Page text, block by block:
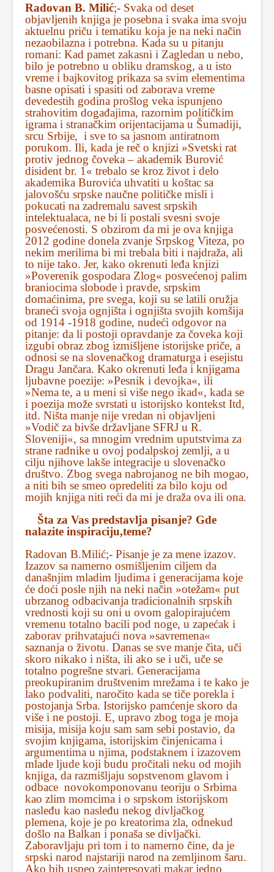
Radovan B. Milić;- Svaka od deset
objavljenih knjiga je posebna i svaka ima svoju
aktuelnu priču i tematiku koja je na neki način
nezaobilazna i potrebna. Kada su u pitanju
romani: Kad pamet zakasni i Zagledan u nebo,
bilo je potrebno u obliku dramskog, a u isto
vreme i bajkovitog prikaza sa svim elementima
basne opisati i spasiti od zaborava vreme
devedestih godina prošlog veka ispunjeno
strahovitim događajima, razornim političkim
igrama i stranačkim orijentacijama u Šumadiji,
srcu Srbije, i sve to sa jasnom antiratnom
porukom. Ili, kada je reč o knjizi »Svetski rat
protiv jednog čoveka – akademik Burović
disident br. 1« trebalo se kroz život i delo
akademika Burovića uhvatiti u koštac sa
jalovošću srpske naučne političke misli i
pokucati na zadremalu savest srpskih
intelektualaca, ne bi li postali svesni svoje
posvećenosti. S obzirom da mi je ova knjiga
2012 godine donela zvanje Srpskog Viteza, po
nekim merilima bi mi trebala biti i najdraža, ali
to nije tako. Jer, kako okrenuti leđa knjizi
»Poverenik gospodara Zlog« posvećenoj palim
braniocima slobode i pravde, srpskim
domaćinima, pre svega, koji su se latili oružja
braneći svoja ognjišta i ognjišta svojih komšija
od 1914 -1918 godine, nudeći odgovor na
pitanje: da li postoji opravdanje za čoveka koji
izgubi obraz zbog izmišljene istorijske priče, a
odnosi se na slovenačkog dramaturga i esejistu
Dragu Jančara. Kako okrenuti leđa i knjigama
ljubavne poezije: »Pesnik i devojka«, ili
»Nema te, a u meni si više nego ikad«, kada se
i poezija može svrstati u istorijsko kontekst Itd,
itd. Ništa manje nije vredan ni objavljeni
»Vodič za bivše državljane SFRJ u R.
Sloveniji«, sa mnogim vrednim uputstvima za
strane radnike u ovoj podalpskoj zemlji, a u
cilju njihove lakše integracije u slovenačko
društvo. Zbog svega nabrojanog ne bih mogao,
a niti bih se smeo opredeliti za bilo koju od
mojih knjiga niti reći da mi je draža ova ili ona.
Šta za Vas predstavlja pisanje? Gde
nalazite inspiraciju,teme?
Radovan B.Milić;- Pisanje je za mene izazov.
Izazov sa namerno osmišljenim ciljem da
današnjim mladim ljudima i generacijama koje
će doći posle njih na neki način »otežam« put
ubrzanog odbacivanja tradicionalnih srpskih
vrednosti koji su oni u ovom galopirajućem
vremenu totalno bacili pod noge, u zapećak i
zaborav prihvatajući nova »savremena«
saznanja o životu. Danas se sve manje čita, uči
skoro nikako i ništa, ili ako se i uči, uče se
totalno pogrešne stvari. Generacijama
preokupiranim društvenim mrežama i te kako je
lako podvaliti, naročito kada se tiče porekla i
postojanja Srba. Istorijsko pamćenje skoro da
više i ne postoji. E, upravo zbog toga je moja
misija, misija koju sam sam sebi postavio, da
svojim knjigama, istorijskim činjenicama i
argumentima u njima, podstaknem i izazovem
mlade ljude koji budu pročitali neku od mojih
knjiga, da razmišljaju sopstvenom glavom i
odbace novokomponovanu teoriju o Srbima
kao zlim momcima i o srpskom istorijskom
nasleđu kao nasleđu nekog divljačkog
plemena, koje je po kreatorima zla, odnekud
došlo na Balkan i ponaša se divljački.
Zaboravljaju pri tom i to namerno čine, da je
srpski narod najstariji narod na zemljinom šaru.
Ako bih uspeo zainteresovati makar jedno